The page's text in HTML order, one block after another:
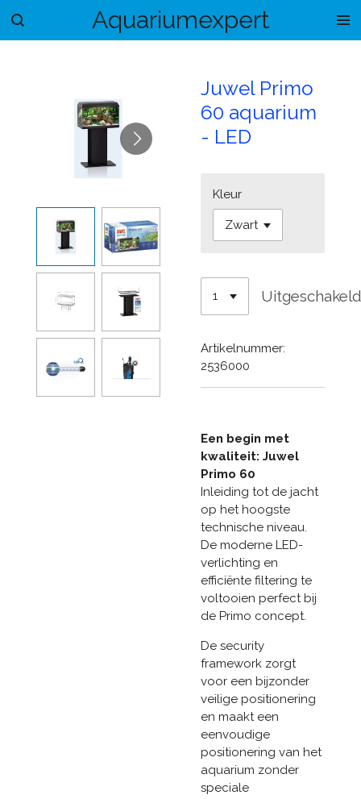
Ga
Aquariumexpert
Juwel Primo
60 aquarium
- LED
Kleur
Artikelnummer:
2536000
Een begin met
kwaliteit: Juwel
Primo 60
Inleiding tot de jacht
op het hoogste
technische niveau.
De moderne LED-
verlichting en
efficiënte filtering te
voltooien perfect bij
de Primo concept.
De security
framework zorgt
voor een bijzonder
veilige positionering
en maakt een
eenvoudige
positionering van het
aquarium zonder
speciale